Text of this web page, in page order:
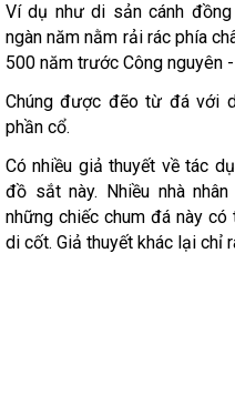
Ví dụ như di sản cánh
ngàn năm nằm rải rác phía
500 năm trước Công nguyên
Chúng được đẽo từ đá với
phần cổ.
Có nhiều giả thuyết về tác
đồ sắt này. Nhiều nhà
những chiếc chum đá này
di cốt. Giả thuyết khác lại chỉ